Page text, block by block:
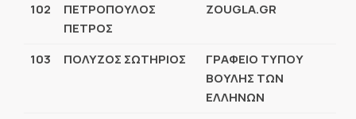
102
ΠΕΤΡΟΠΟΥΛΟΣ
ΠΕΤΡΟΣ
ZOUGLA.GR
103 ΠΟΛΥΖΟΣ ΣΩΤΗΡΙΟΣ
ΓΡΑΦΕΙΟ ΤΥΠΟΥ
ΒΟΥΛΗΣ ΤΩΝ
ΕΛΛΗΝΩΝ